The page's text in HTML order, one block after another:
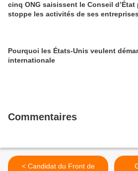
cinq ONG saisissent le Conseil
stoppe les activités de ses
Pourquoi les États-Unis veulent
internationale
Commentaires
< Candidat du Front de